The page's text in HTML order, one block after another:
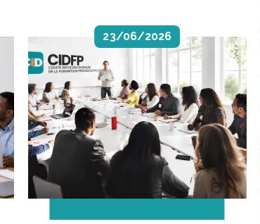
23/06/2026
obligations, fonctionnement et
impacts pour les entreprises
24 juin 2026
IA en entreprise et formation
des équipes : pourquoi former
ses collaborateurs est devenu
indispensable
24 juin 2026
Référent handicap en
entreprise : rôle, missions et